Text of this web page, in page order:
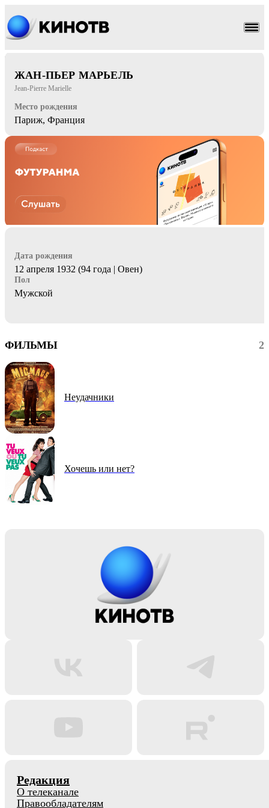
ЖАН-ПЬЕР МАРЬЕЛЬ
Jean-Pierre Marielle
Место рождения
Париж, Франция
Дата рождения
12 апреля 1932 (94 года | Овен)
Пол
Мужской
ФИЛЬМЫ 2
Неудачники
Хочешь или нет?
Редакция
О телеканале
Правообладателям